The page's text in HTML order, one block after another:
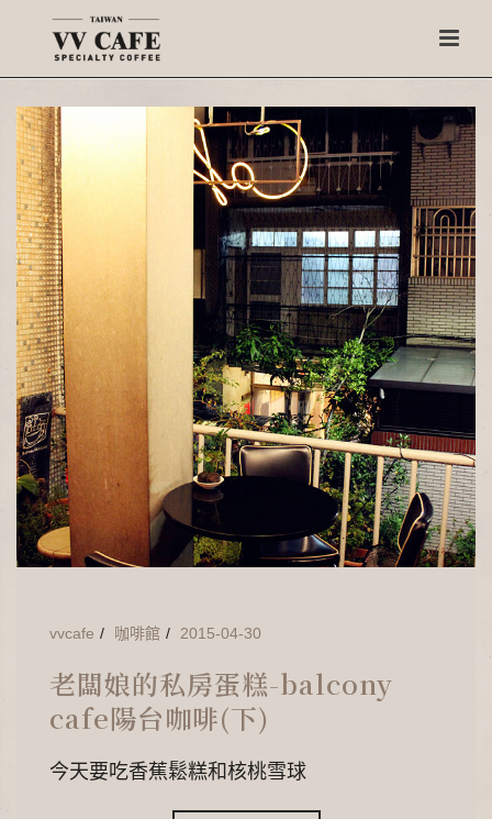
vvcafe 咖啡館 2015-04-30
老闆娘的私房蛋糕-balcony
cafe陽台咖啡(下)
今天要吃香蕉鬆糕和核桃雪球